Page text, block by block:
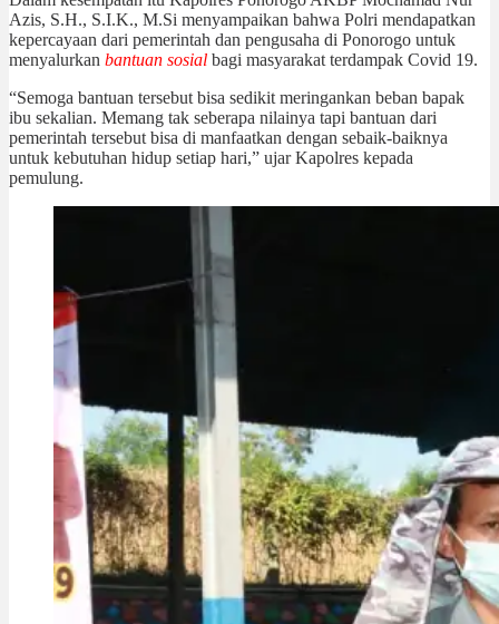
Azis, S.H., S.I.K., M.Si menyampaikan bahwa Polri mendapatkan
kepercayaan dari pemerintah dan pengusaha di Ponorogo untuk
menyalurkan bantuan sosial bagi masyarakat terdampak Covid 19.
“Semoga bantuan tersebut bisa sedikit meringankan beban bapak
ibu sekalian. Memang tak seberapa nilainya tapi bantuan dari
pemerintah tersebut bisa di manfaatkan dengan sebaik-baiknya
untuk kebutuhan hidup setiap hari,” ujar Kapolres kepada
pemulung.